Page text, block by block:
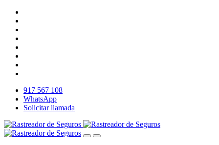
917 567 108
WhatsApp
Solicitar llamada